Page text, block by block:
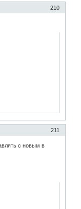
210
211
с новым в